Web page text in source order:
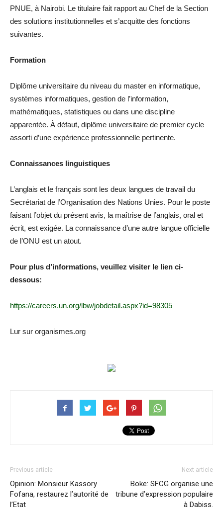
PNUE, à Nairobi. Le titulaire fait rapport au Chef de la Section
des solutions institutionnelles et s’acquitte des fonctions
suivantes.
Formation
Diplôme universitaire du niveau du master en informatique,
systèmes informatiques, gestion de l’information,
mathématiques, statistiques ou dans une discipline
apparentée. À défaut, diplôme universitaire de premier cycle
assorti d’une expérience professionnelle pertinente.
Connaissances linguistiques
L’anglais et le français sont les deux langues de travail du
Secrétariat de l’Organisation des Nations Unies. Pour le poste
faisant l’objet du présent avis, la maîtrise de l’anglais, oral et
écrit, est exigée. La connaissance d’une autre langue officielle
de l’ONU est un atout.
Pour plus d’informations, veuillez visiter le lien ci-
dessous:
https://careers.un.org/lbw/jobdetail.aspx?id=98305
Lur sur organismes.org
Previous article
Opinion: Monsieur Kassory
Fofana, restaurez l’autorité de
l’Etat
Next article
Boke: SFCG organise une
tribune d’expression populaire
à Dabiss.